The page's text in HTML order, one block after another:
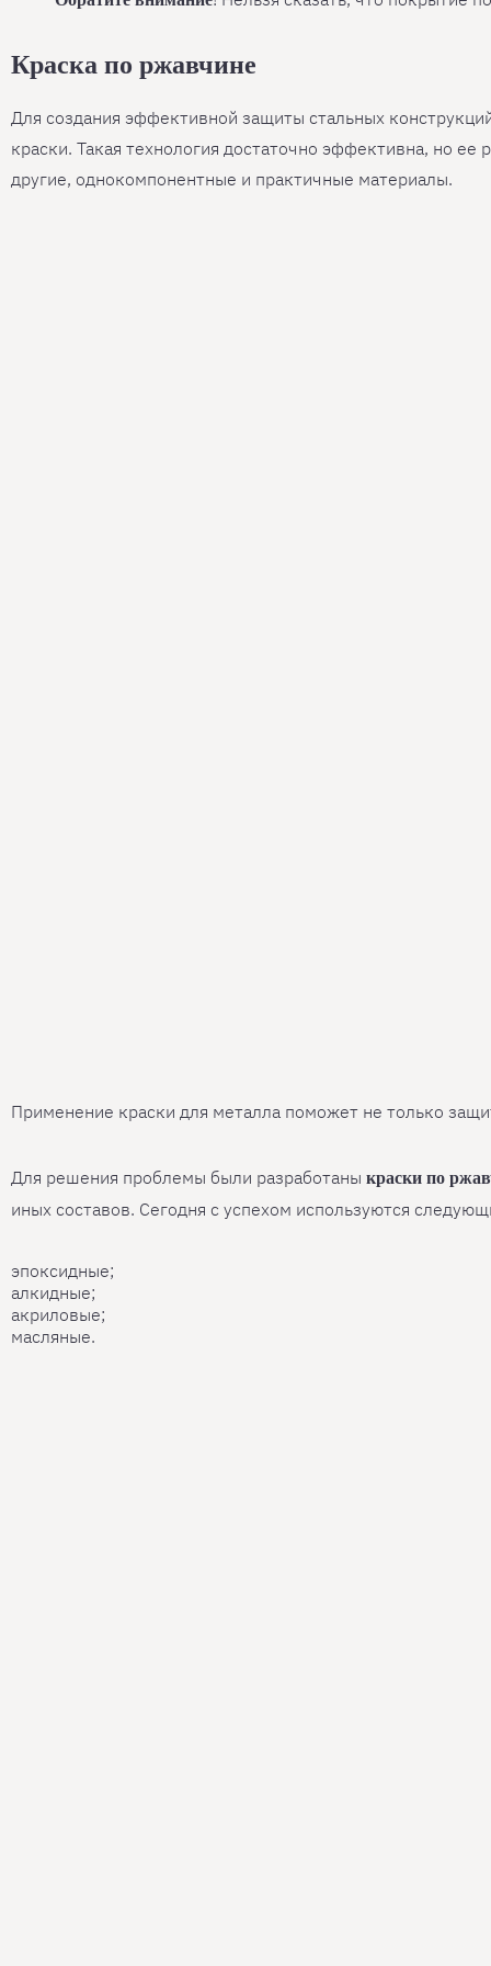
Краска по ржавчине
Для создания эффективной защиты стальных
краски. Такая технология достаточно эффективна, но
другие, однокомпонентные и практичные материалы.
Применение краски для металла поможет не только
Для решения проблемы были разработаны краски по
иных составов. Сегодня с успехом используются
эпоксидные;
алкидные;
акриловые;
масляные.